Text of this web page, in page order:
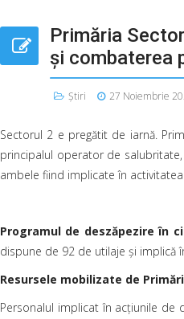
Primăria
şi combaterea
Știri 27 Noiembrie
Sectorul 2 e pregătit de iarnă.
principalul operator de
ambele fiind implicate în
Programul de deszăpezire în
dispune de 92 de utilaje şi implică
Resursele mobilizate de
Personalul implicat în acţiunile de